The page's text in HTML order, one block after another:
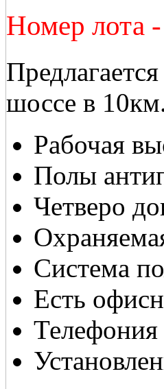
Номер лота -
шоссе в
Рабочая
Полы
Четверо
Система
Есть
Телефония